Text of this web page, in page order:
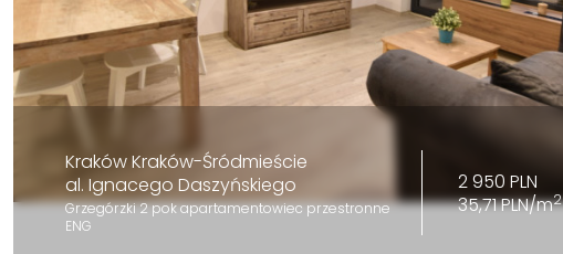
Kraków Kraków-Śródmieście
al. Ignacego Daszyńskiego
Grzegórzki 2 pok apartamentowiec przestronne
ENG
2 950 PLN
35,71 PLN/m2